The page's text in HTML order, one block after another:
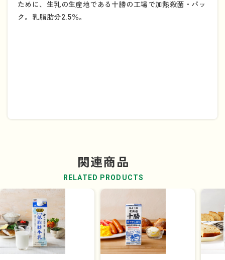
ために、生乳の生産地である十勝の工場で加熱殺菌・パッ
ク。乳脂肪分2.5％。
関連商品
RELATED PRODUCTS